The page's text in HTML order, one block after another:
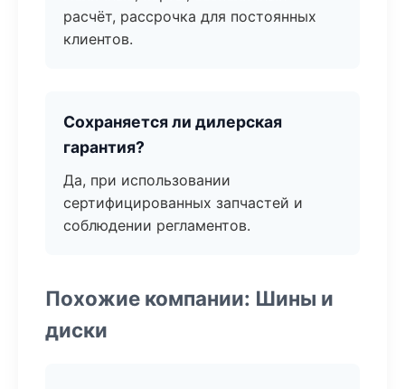
расчёт, рассрочка для постоянных
клиентов.
Сохраняется ли дилерская
гарантия?
Да, при использовании
сертифицированных запчастей и
соблюдении регламентов.
Похожие компании: Шины и
диски